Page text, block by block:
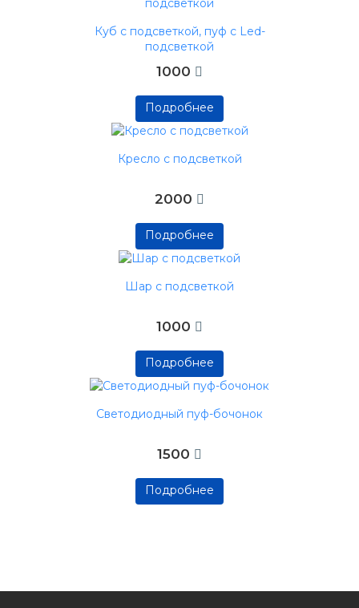
Подробнее
Куб с подсветкой, пуф с Led-
подсветкой
1000
Подробнее
Подробнее
Подробнее
Кресло с подсветкой
2000
Подробнее
Подробнее
Подробнее
Шар с подсветкой
1000
Подробнее
Подробнее
Подробнее
Светодиодный пуф-бочонок
1500
Подробнее
Подробнее